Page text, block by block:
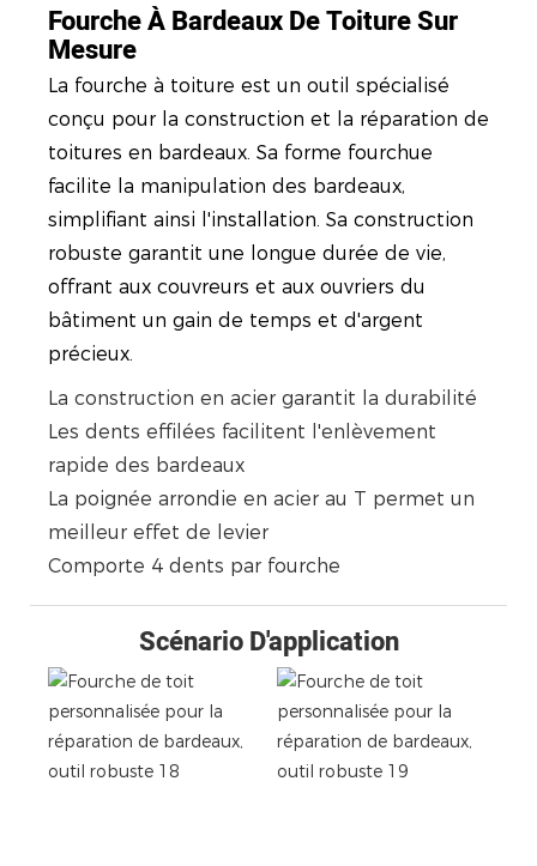
Fourche À Bardeaux De Toiture Sur
Mesure
La fourche à toiture est un outil spécialisé
conçu pour la construction et la réparation de
toitures en bardeaux. Sa forme fourchue
facilite la manipulation des bardeaux,
simplifiant ainsi l'installation. Sa construction
robuste garantit une longue durée de vie,
offrant aux couvreurs et aux ouvriers du
bâtiment un gain de temps et d'argent
précieux.
La construction en acier garantit la durabilité
Les dents effilées facilitent l'enlèvement
rapide des bardeaux
La poignée arrondie en acier au T permet un
meilleur effet de levier
Comporte 4 dents par fourche
Scénario D'application